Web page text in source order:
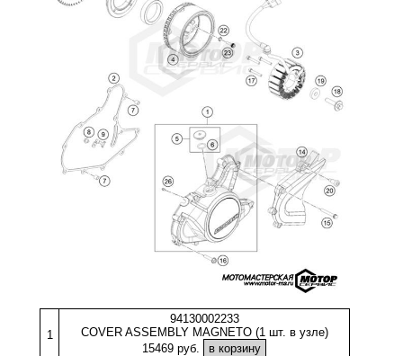
1
94130002233
COVER ASSEMBLY MAGNETO (1 шт. в узле)
15469 руб.